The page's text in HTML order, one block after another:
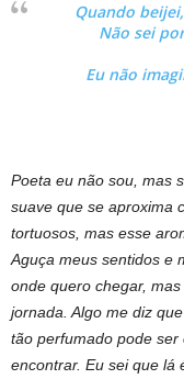
Quando
Não sei
Eu não
Poeta eu não sou, mas
suave que se aproxima
tortuosos, mas esse
Aguça meus sentidos e
onde quero chegar,
jornada. Algo me diz
tão perfumado pode
encontrar. Eu sei que lá